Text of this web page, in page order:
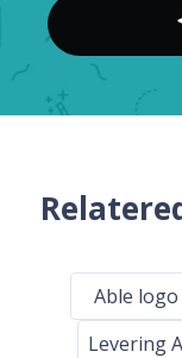
Able logo
Levering